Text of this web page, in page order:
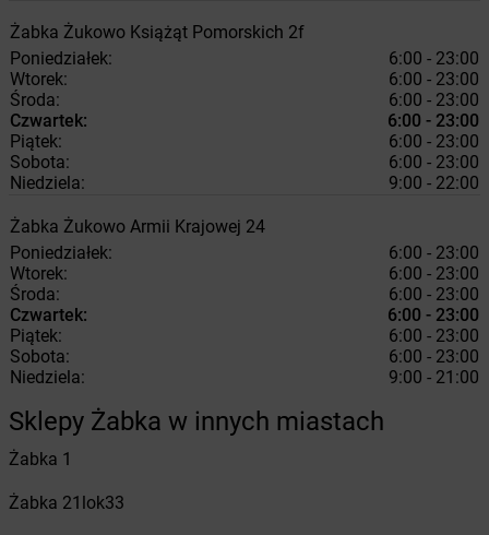
Żabka Żukowo Książąt Pomorskich 2f
Poniedziałek:
6:00 - 23:00
Wtorek:
6:00 - 23:00
Środa:
6:00 - 23:00
Czwartek:
6:00 - 23:00
Piątek:
6:00 - 23:00
Sobota:
6:00 - 23:00
Niedziela:
9:00 - 22:00
Żabka Żukowo Armii Krajowej 24
Poniedziałek:
6:00 - 23:00
Wtorek:
6:00 - 23:00
Środa:
6:00 - 23:00
Czwartek:
6:00 - 23:00
Piątek:
6:00 - 23:00
Sobota:
6:00 - 23:00
Niedziela:
9:00 - 21:00
Sklepy Żabka w innych miastach
Żabka 1
Żabka 21lok33